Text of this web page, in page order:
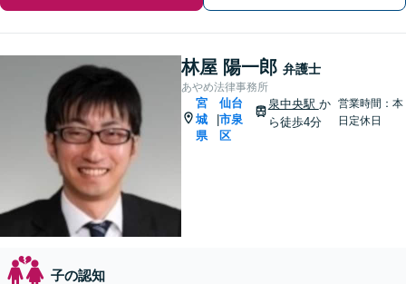
林屋 陽一郎 弁護士
あやめ法律事務所
宮
城
県
仙台
市泉
区
泉中央駅 か
ら徒歩4分
営業時間：本
日定休日
子の認知